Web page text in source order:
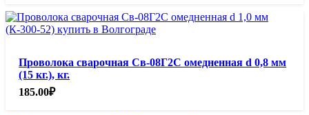
Проволока сварочная Св-08Г2С омедненная d 0,8 мм
(15 кг.), кг.
185.00₽